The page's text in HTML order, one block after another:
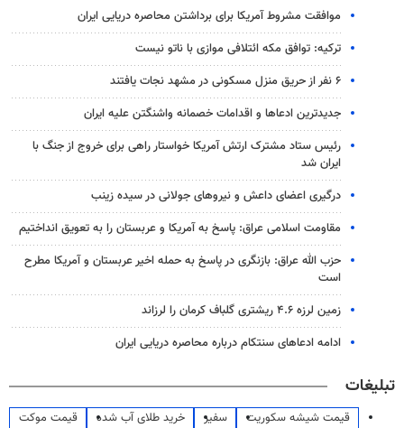
موافقت مشروط آمریکا برای برداشتن محاصره دریایی ایران
ترکیه: توافق مکه ائتلافی موازی با ناتو نیست
۶ نفر از حریق منزل مسکونی در مشهد نجات یافتند
جدیدترین ادعاها و اقدامات خصمانه واشنگتن علیه ایران
رئیس ستاد مشترک ارتش آمریکا خواستار راهی برای خروج از جنگ با
ایران شد
درگیری اعضای داعش و نیروهای جولانی در سیده زینب
مقاومت اسلامی عراق: پاسخ به آمریکا و عربستان را به تعویق انداختیم
حزب الله عراق: بازنگری در پاسخ به حمله اخیر عربستان و آمریکا مطرح
است
زمین لرزه ۴.۶ ریشتری گلباف کرمان را لرزاند
ادامه ادعاهای سنتکام درباره محاصره دریایی ایران
تبلیغات
قیمت شیشه سکوریت سفیر خرید طلای آب شده
قیمت موکت